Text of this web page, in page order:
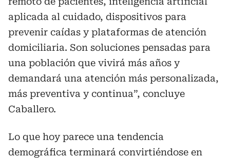
aplicada al cuidado, dispositivos para
prevenir caídas y plataformas de atención
domiciliaria. Son soluciones pensadas para
una población que vivirá más años y
demandará una atención más personalizada,
más preventiva y continua”, concluye
Caballero.
Lo que hoy parece una tendencia
demográfica terminará convirtiéndose en